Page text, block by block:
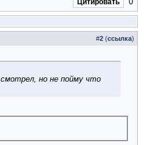
Цитировать
#2 (ссылка)
но не пойму что